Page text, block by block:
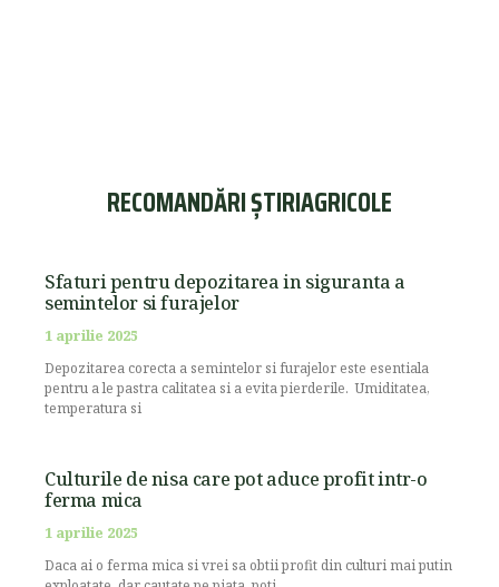
RECOMANDĂRI ȘTIRIAGRICOLE
Sfaturi pentru depozitarea in siguranta a
semintelor si furajelor
1 aprilie 2025
Depozitarea corecta a semintelor si furajelor este esentiala
pentru a le pastra calitatea si a evita pierderile. Umiditatea,
temperatura si
Culturile de nisa care pot aduce profit intr-o
ferma mica
1 aprilie 2025
Daca ai o ferma mica si vrei sa obtii profit din culturi mai putin